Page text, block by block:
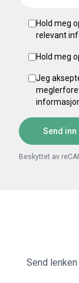
Hold meg
relevant
Hold meg
Jeg
Send inn
Beskyttet av
Send